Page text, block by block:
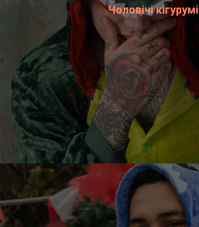
Чоловічі кігурумі